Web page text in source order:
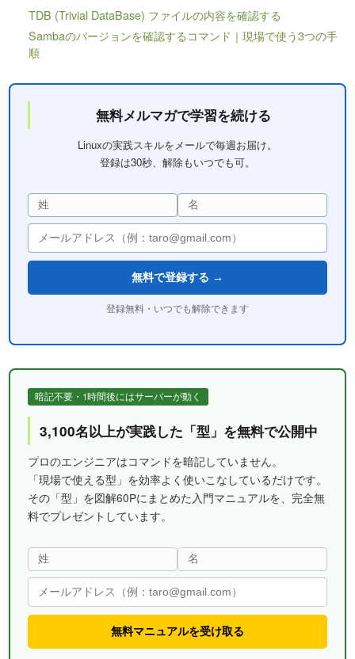
TDB (Trivial DataBase) ファイルの内容を確認する
Sambaのバージョンを確認するコマンド｜現場で使う3つの手
順
無料メルマガで学習を続ける
Linuxの実践スキルをメールで毎週お届け。
登録は30秒、解除もいつでも可。
無料で登録する →
登録無料・いつでも解除できます
暗記不要・1時間後にはサーバーが動く
3,100名以上が実践した「型」を無料で公開中
プロのエンジニアはコマンドを暗記していません。
「現場で使える型」を効率よく使いこなしているだけです。
その「型」を図解60Pにまとめた入門マニュアルを、完全無
料でプレゼントしています。
無料マニュアルを受け取る